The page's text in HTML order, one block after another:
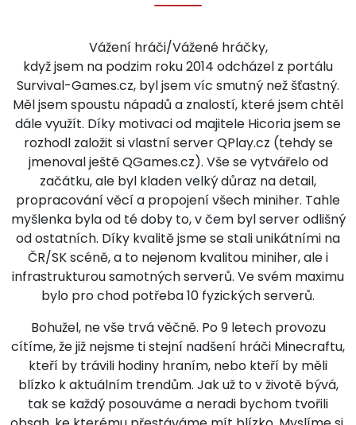
Vážení hráči/Vážené hráčky,
když jsem na podzim roku 2014 odcházel z portálu
Survival-Games.cz, byl jsem víc smutný než šťastný.
Měl jsem spoustu nápadů a znalostí, které jsem chtěl
dále využít. Díky motivaci od majitele Hicoria jsem se
rozhodl založit si vlastní server QPlay.cz (tehdy se
jmenoval ještě QGames.cz). Vše se vytvářelo od
začátku, ale byl kladen velký důraz na detail,
propracování věcí a propojení všech miniher. Tahle
myšlenka byla od té doby to, v čem byl server odlišný
od ostatních. Díky kvalitě jsme se stali unikátními na
ČR/SK scéně, a to nejenom kvalitou miniher, ale i
infrastrukturou samotných serverů. Ve svém maximu
bylo pro chod potřeba 10 fyzických serverů.
Bohužel, ne vše trvá věčně. Po 9 letech provozu
cítíme, že již nejsme ti stejní nadšení hráči Minecraftu,
kteří by trávili hodiny hraním, nebo kteří by měli
blízko k aktuálním trendům. Jak už to v životě bývá,
tak se každý posouváme a neradi bychom tvořili